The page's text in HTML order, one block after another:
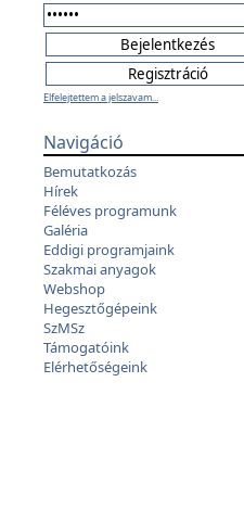
Elfelejtettem a jelszavam...
Navigáció
Bemutatkozás
Hírek
Féléves programunk
Galéria
Eddigi programjaink
Szakmai anyagok
Webshop
Hegesztőgépeink
SzMSz
Támogatóink
Elérhetőségeink